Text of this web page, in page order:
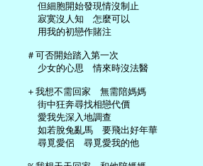
     但細胞開始發現情沒制止
     寂寞沒人知　怎麼可以
     用我的初戀作賭注
   ＃可否開始踏入第一次
     少女的心思　情來時沒法醫
   ＋我想不需回家　無需陪媽媽
     街中狂奔尋找相戀代價
     愛我先深入地調查
     如若脫兔亂馬　要飛出好年華
     尋覓愛侶　尋覓愛我的他